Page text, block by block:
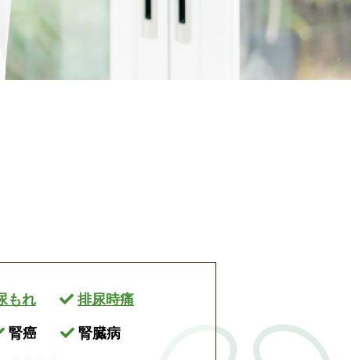
もれ 排尿時痛
腎癌 腎臓病